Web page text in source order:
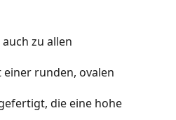
zu allen
runden, ovalen
die eine hohe